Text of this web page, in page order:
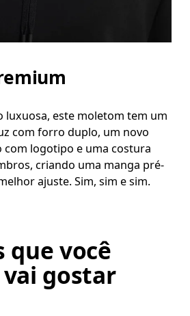
luxuosa, este moletom tem um
com forro duplo, um novo
logotipo e uma costura
criando uma manga pré-
ajuste. Sim, sim e sim.
que você
gostar